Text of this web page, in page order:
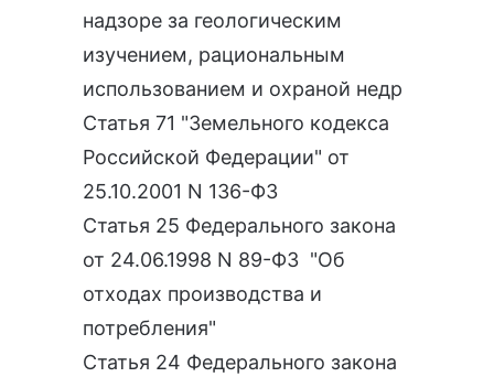
надзоре за геологическим
изучением, рациональным
использованием и охраной недр
Статья 71 "Земельного кодекса
Российской Федерации" от
25.10.2001 N 136-ФЗ
Статья 25 Федерального закона
от 24.06.1998 N 89-ФЗ "Об
отходах производства и
потребления"
Статья 24 Федерального закона